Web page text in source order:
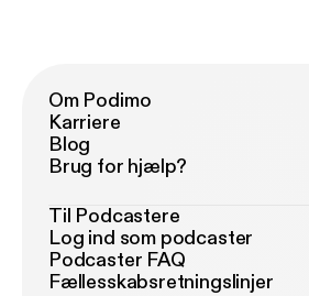
Om Podimo
Karriere
Blog
Brug for hjælp?
Til Podcastere
Log ind som podcaster
Podcaster FAQ
Fællesskabsretningslinjer